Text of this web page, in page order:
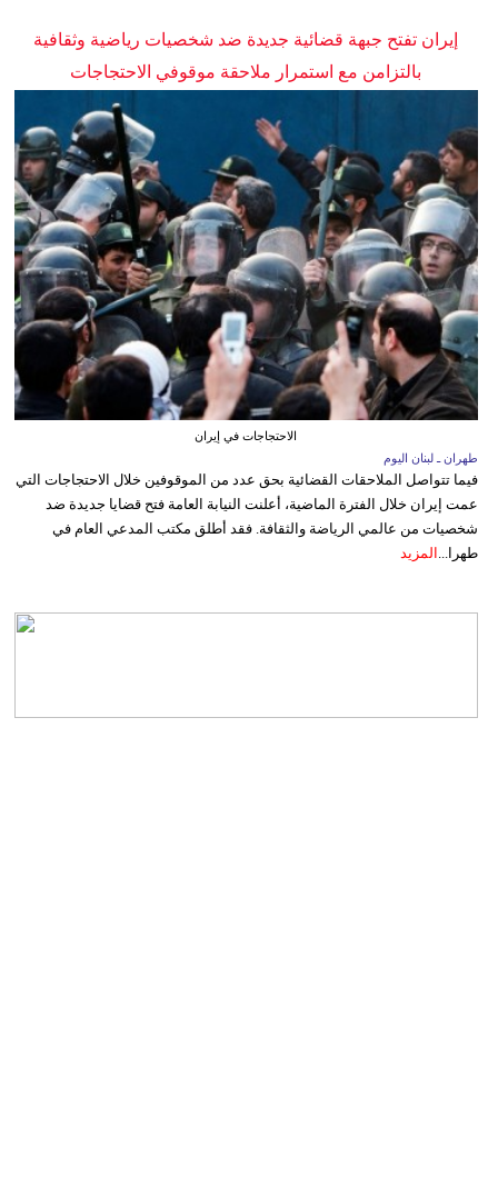
إيران تفتح جبهة قضائية جديدة ضد شخصيات رياضية وثقافية
بالتزامن مع استمرار ملاحقة موقوفي الاحتجاجات
الاحتجاجات في إيران
طهران ـ لبنان اليوم
فيما تتواصل الملاحقات القضائية بحق عدد من الموقوفين خلال الاحتجاجات التي
عمت إيران خلال الفترة الماضية، أعلنت النيابة العامة فتح قضايا جديدة ضد
شخصيات من عالمي الرياضة والثقافة. فقد أطلق مكتب المدعي العام في
طهرا... المزيد